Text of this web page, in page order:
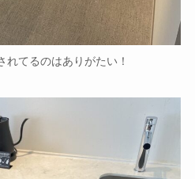
れてるのはありがたい！